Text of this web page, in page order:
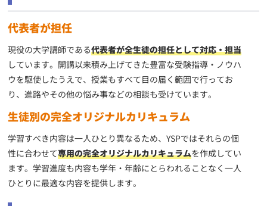
代表者が担任
現役の大学講師である代表者が全生徒の担任として対応・担当
しています。開講以来積み上げてきた豊富な受験指導・ノウハ
ウを駆使したうえで、授業もすべて目の届く範囲で行ってお
り、進路やその他の悩み事などの相談も受けています。
生徒別の完全オリジナルカリキュラム
学習すべき内容は一人ひとり異なるため、YSPではそれらの個
性に合わせて専用の完全オリジナルカリキュラムを作成してい
ます。学習進度も内容も学年・年齢にとらわれることなく一人
ひとりに最適な内容を提供します。